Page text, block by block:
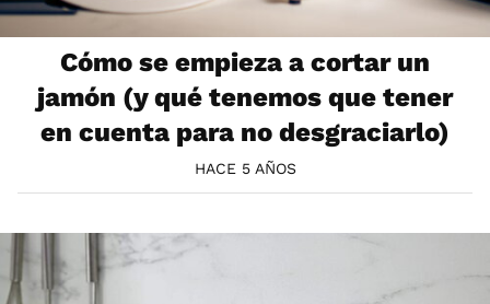
Cómo se empieza a cortar un
jamón (y qué tenemos que tener
en cuenta para no desgraciarlo)
HACE 5 AÑOS